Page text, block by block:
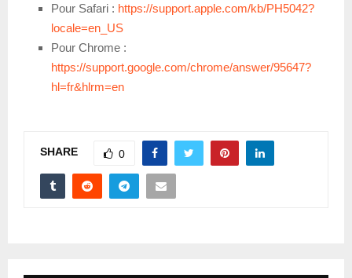
Pour Safari : https://support.apple.com/kb/PH5042?
locale=en_US
Pour Chrome :
https://support.google.com/chrome/answer/95647?
hl=fr&hlrm=en
SHARE 0